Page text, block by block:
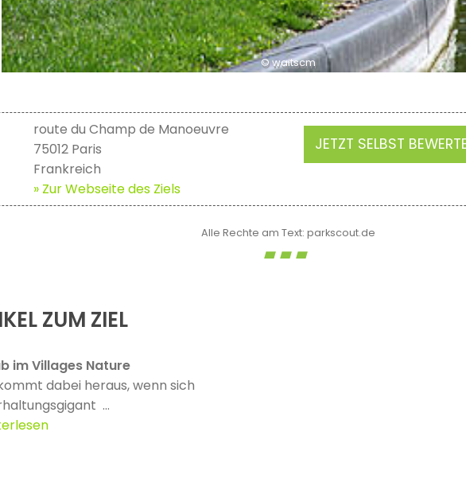
© waitscm
route du Champ de Manoeuvre
75012 Paris
Frankreich
» Zur Webseite des Ziels
JETZT SELBST
Alle Rechte am Text: parkscout.de
ZUM ZIEL
im Villages Nature
dabei heraus, wenn sich
...